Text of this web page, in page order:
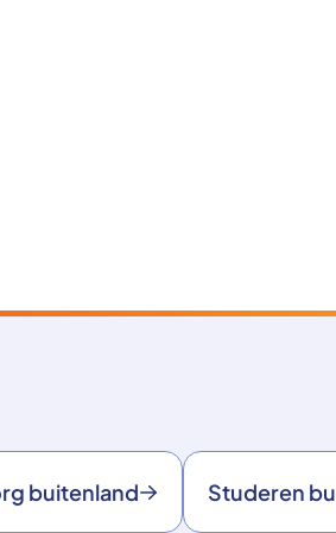
buitenland Studeren